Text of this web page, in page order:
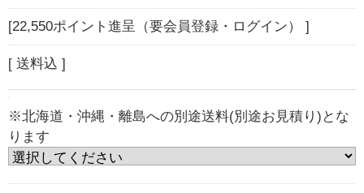
[22,550ポイント進呈（要会員登録・ログイン） ]
[ 送料込 ]
※北海道・沖縄・離島への別途送料(別途お見積り)とな
ります